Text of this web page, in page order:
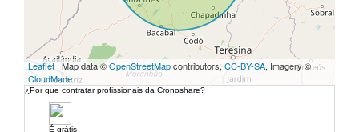
Leaflet| Map data ©OpenStreetMapcontributors, CC-BY-SA, Imagery ©
CloudMade
¿Por que contratar profissionais da Cronoshare?
É grátis